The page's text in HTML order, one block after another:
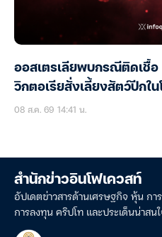
ออสเตรเลียพบกรณีติดเชื้อ
วิกตอเรียสั่งเลี้ยงสัตว์ปีกใน
08 ส.ค. 69 14:41 น.
สำนักข่าวอินโฟเควสท์
อัปเดตข่าวสารด้านเศรษฐกิจ หุ้น กา
การลงทุน คริปโท และประเด็นน่าสน